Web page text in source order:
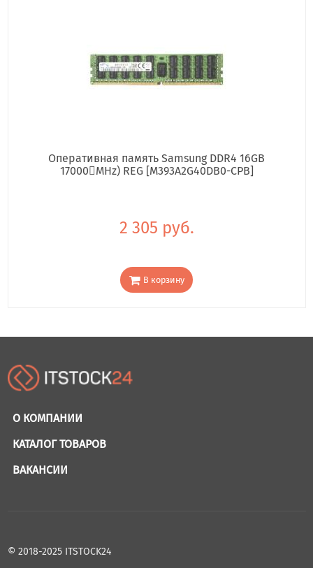
Оперативная память Samsung DDR4 16GB
17000񢋕MHz) REG [M393A2G40DB0-CPB]
2 305 руб.
В корзину
О КОМПАНИИ
КАТАЛОГ ТОВАРОВ
ВАКАНСИИ
© 2018-2025 ITSTOCK24